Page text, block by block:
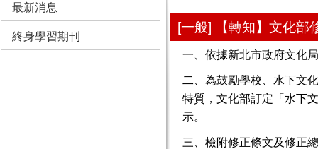
最新消息
終身學習期刊
[一般] 【轉知】文化部
一、依據新北市政府文化
二、為鼓勵學校、水下文
特質，文化部訂定「水下
示。
三、檢附修正條文及修正